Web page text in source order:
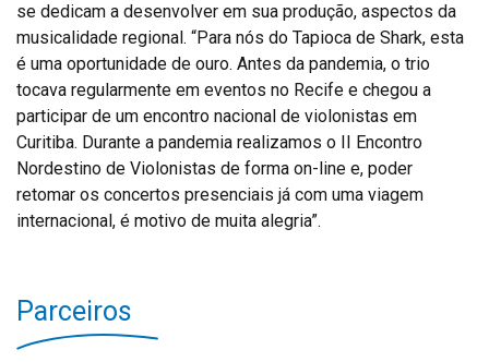
se dedicam a desenvolver em sua produção, aspectos da
musicalidade regional. “Para nós do Tapioca de Shark, esta
é uma oportunidade de ouro. Antes da pandemia, o trio
tocava regularmente em eventos no Recife e chegou a
participar de um encontro nacional de violonistas em
Curitiba. Durante a pandemia realizamos o II Encontro
Nordestino de Violonistas de forma on-line e, poder
retomar os concertos presenciais já com uma viagem
internacional, é motivo de muita alegria”.
Parceiros